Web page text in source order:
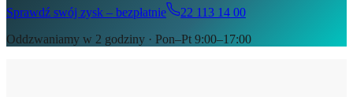
Sprawdź swój zysk – bezpłatnie
22 113 14 00
Oddzwaniamy w 2 godziny · Pon–Pt 9:00–17:00